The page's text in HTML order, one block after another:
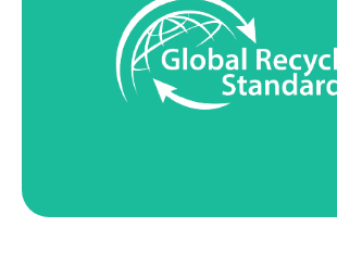
自 2021 年起，Anaïk 已获得 GRS® 监管
材料的回收来源以及从最初回收到最终制
都符合社会和环境标准。